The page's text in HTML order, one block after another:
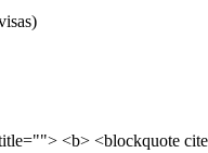
<b> <blockquote